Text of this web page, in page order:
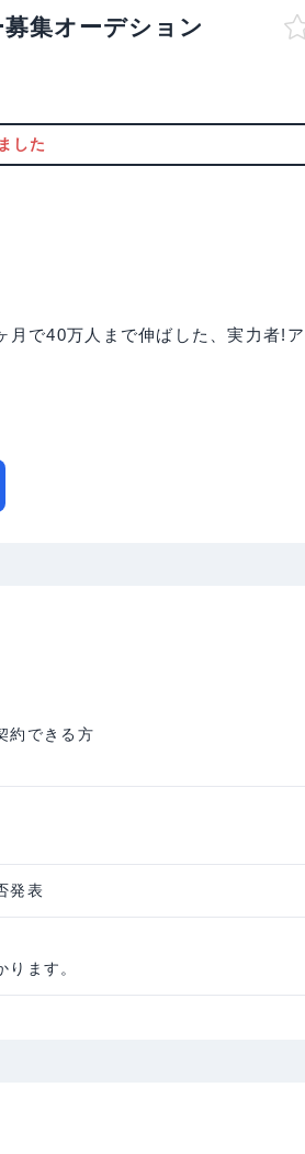
集オーデション
した
月で40万人まで伸ばした、実力者!ア
約できる方
発表
ます。